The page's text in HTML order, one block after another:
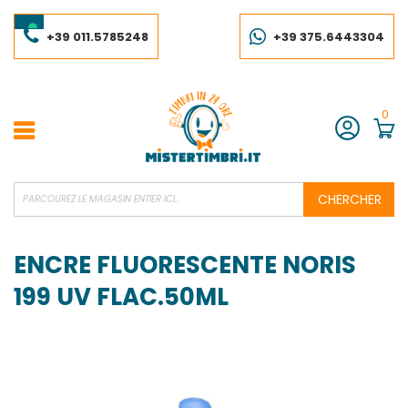
to
Content+39 011.5785248 +39 375.6443304
Compte
0
CHERCHER
ENCRE FLUORESCENTE NORIS
199 UV FLAC.50ML